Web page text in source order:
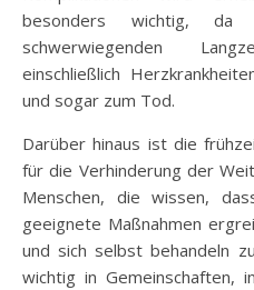
besonders wichtig, da
schwerwiegenden
einschließlich
und sogar zum Tod.
Darüber hinaus ist die
für die Verhinderung der
Menschen, die wissen,
geeignete Maßnahmen
und sich selbst behandeln
wichtig in Gemeinschaften,